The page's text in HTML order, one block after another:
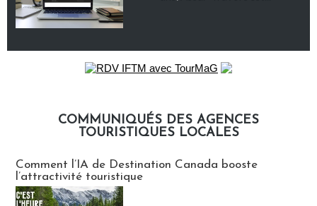
COMMUNIQUÉS DES AGENCES
TOURISTIQUES LOCALES
Comment l’IA de Destination Canada booste
l’attractivité touristique